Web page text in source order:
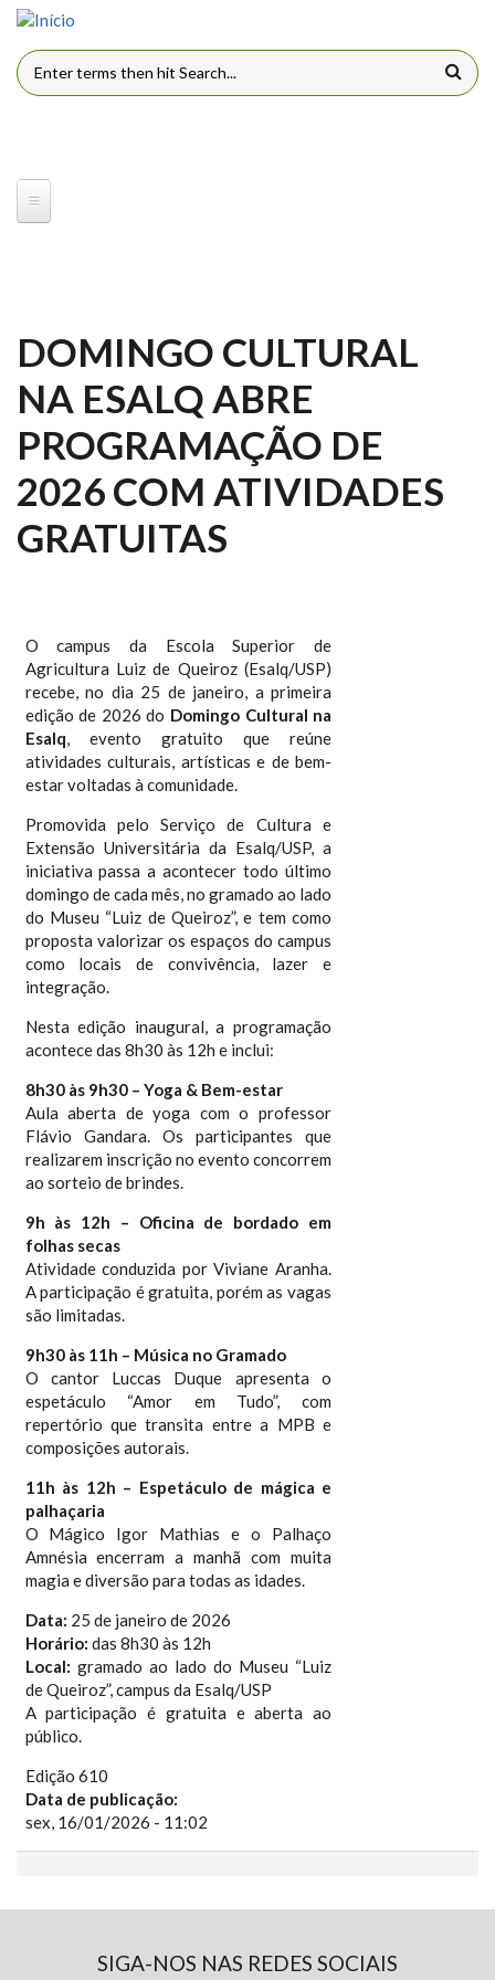
Pular para o conteúdo principal
FORMULÁRIO DE BUSCA
DOMINGO CULTURAL
NA ESALQ ABRE
PROGRAMAÇÃO DE
2026 COM ATIVIDADES
GRATUITAS
O campus da Escola Superior de
Agricultura Luiz de Queiroz (Esalq/USP)
recebe, no dia 25 de janeiro, a primeira
edição de 2026 do Domingo Cultural na
Esalq, evento gratuito que reúne
atividades culturais, artísticas e de bem-
estar voltadas à comunidade.
Promovida pelo Serviço de Cultura e
Extensão Universitária da Esalq/USP, a
iniciativa passa a acontecer todo último
domingo de cada mês, no gramado ao lado
do Museu “Luiz de Queiroz”, e tem como
proposta valorizar os espaços do campus
como locais de convivência, lazer e
integração.
Nesta edição inaugural, a programação
acontece das 8h30 às 12h e inclui:
8h30 às 9h30 – Yoga & Bem-estar
Aula aberta de yoga com o professor
Flávio Gandara. Os participantes que
realizarem inscrição no evento concorrem
ao sorteio de brindes.
9h às 12h – Oficina de bordado em
folhas secas
Atividade conduzida por Viviane Aranha.
A participação é gratuita, porém as vagas
são limitadas.
9h30 às 11h – Música no Gramado
O cantor Luccas Duque apresenta o
espetáculo “Amor em Tudo”, com
repertório que transita entre a MPB e
composições autorais.
11h às 12h – Espetáculo de mágica e
palhaçaria
O Mágico Igor Mathias e o Palhaço
Amnésia encerram a manhã com muita
magia e diversão para todas as idades.
Data: 25 de janeiro de 2026
Horário: das 8h30 às 12h
Local: gramado ao lado do Museu “Luiz
de Queiroz”, campus da Esalq/USP
A participação é gratuita e aberta ao
público.
Edição 610
Data de publicação:
sex, 16/01/2026 - 11:02
SIGA-NOS NAS REDES SOCIAIS